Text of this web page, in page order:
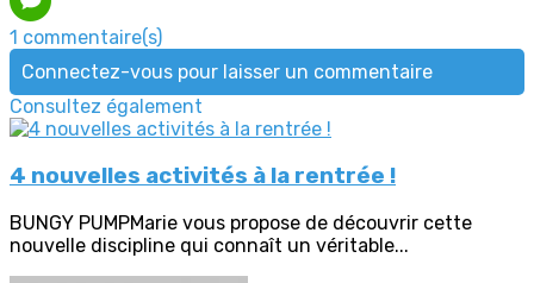
1 commentaire(s)
Connectez-vous pour laisser un commentaire
Consultez également
4 nouvelles activités à la rentrée !
BUNGY PUMPMarie vous propose de découvrir cette
nouvelle discipline qui connaît un véritable...